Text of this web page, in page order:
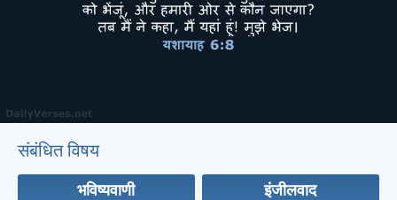
संबंधित विषय
भविष्यवाणी इंजीलवाद